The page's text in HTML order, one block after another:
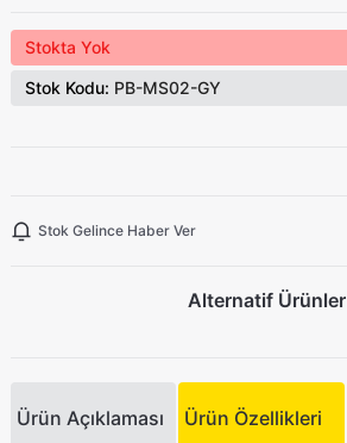
Stokta Yok
Stok Kodu: PB-MS02-GY
Stok Gelince Haber Ver
Alternatif Ürünler
Ürün Açıklaması Ürün Özellikleri